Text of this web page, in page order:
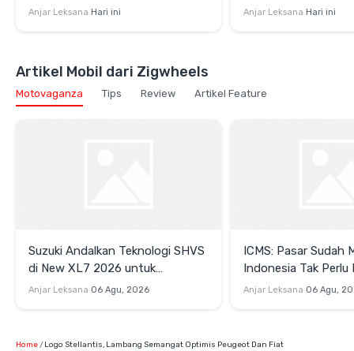
di GIIAS 2026
Anjar Leksana Hari ini
hingga Garansi
Anjar Leksana Hari ini
Artikel Mobil dari Zigwheels
Motovaganza Tips Review Artikel Feature
Suzuki Andalkan Teknologi SHVS
di New XL7 2026 untuk
Mendukung Efisiensi Berkendara
Anjar Leksana 06 Agu, 2026
ICMS: Pasar Sudah
Indonesia Tak Perlu
Satu Teknologi
Anjar Leksana 06 Agu,
Home Logo Stellantis, Lambang Semangat Optimis Peugeot Dan Fiat